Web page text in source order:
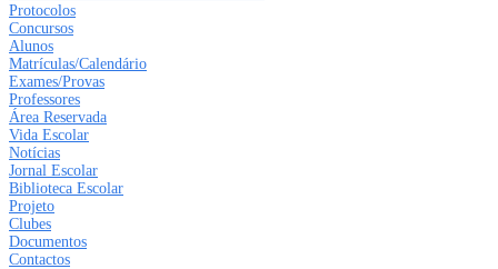
Protocolos
Concursos
Alunos
Matrículas/Calendário
Exames/Provas
Professores
Área Reservada
Vida Escolar
Notícias
Jornal Escolar
Biblioteca Escolar
Projeto
Clubes
Documentos
Contactos